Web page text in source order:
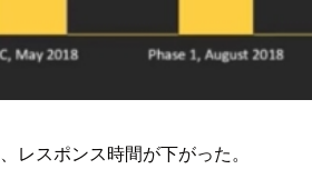
レスポンス時間が下がった。